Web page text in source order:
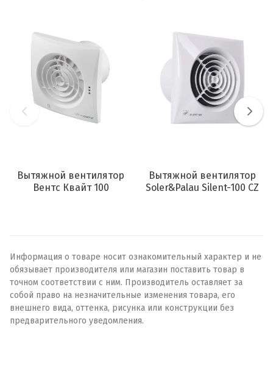
Вытяжной вентилятор
Вентс Квайт 100
Вытяжной вентилятор
Soler&Palau Silent-100 CZ
Информация о товаре носит ознакомительный характер и не
обязывает производителя или магазин поставить товар в
точном соответствии с ним. Производитель оставляет за
собой право на незначительные изменения товара, его
внешнего вида, оттенка, рисунка или конструкции без
предварительного уведомления.